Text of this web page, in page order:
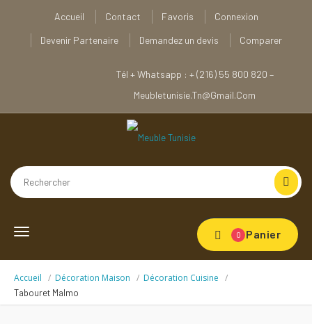
Accueil Contact Favoris
Connexion
Devenir Partenaire
Demandez un devis Comparer
Tél + Whatsapp : + (216) 55 800 820 –
Meubletunisie.tn@gmail.com
Toggle
0 Panier
Accueil Décoration Maison Décoration Cuisine
Tabouret Malmo